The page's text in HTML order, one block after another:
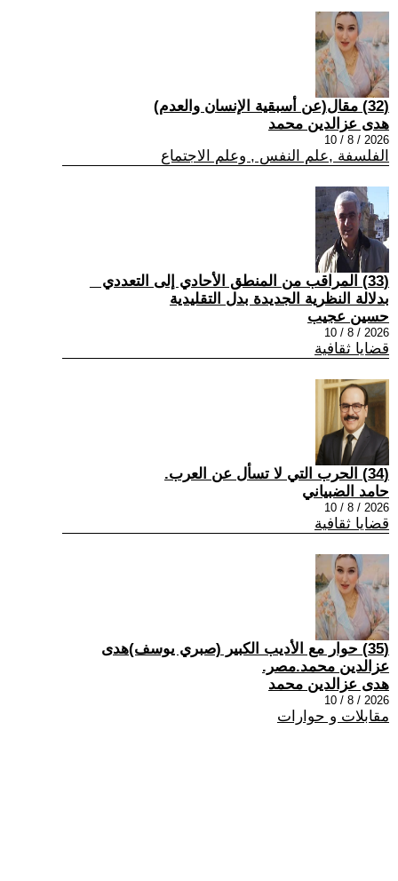
(32) مقال(عن أسبقية الإنسان والعدم)
هدى عزالدين محمد
2026 / 8 / 10
الفلسفة ,علم النفس , وعلم الاجتماع
(33) المراقب من المنطق الأحادي إلى التعددي _
بدلالة النظرية الجديدة بدل التقليدية
حسين عجيب
2026 / 8 / 10
قضايا ثقافية
(34) الحرب التي لا تسأل عن العرب.
حامد الضبياني
2026 / 8 / 10
قضايا ثقافية
(35) حوار مع الأديب الكبير (صبري يوسف)هدى
عزالدين محمد.مصر.
هدى عزالدين محمد
2026 / 8 / 10
مقابلات و حوارات